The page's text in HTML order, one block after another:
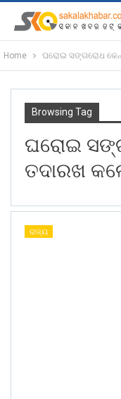
Home ଘରୋଇ ସଙ୍ଗରୋଧ
Browsing Tag
ଘରୋଇ
ତଦାରଖ
ରାଜ୍ୟ